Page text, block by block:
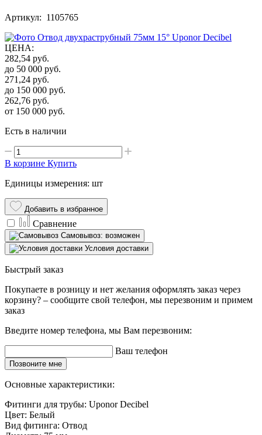
Артикул: 1105765
ЦЕНА:
282,54 руб.
до 50 000 руб.
271,24 руб.
до 150 000 руб.
262,76 руб.
от 150 000 руб.
Есть в наличии
В корзине Купить
Единицы измерения: шт
Добавить в избранное
Сравнение
Самовывоз: возможен
Условия доставки
Быстрый заказ
Покупаете в розницу и нет желания оформлять заказ через
корзину? – сообщите свой телефон, мы перезвоним и примем
заказ
Введите номер телефона, мы Вам перезвоним:
Ваш телефон
Позвоните мне
Основные характеристики:
Фитинги для трубы: Uponor Decibel
Цвет: Белый
Вид фитинга: Отвод